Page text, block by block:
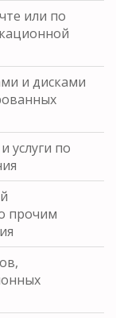
или по
и дисками
услуги по
прочим